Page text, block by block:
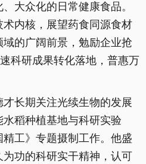
大众化的日常健康食品。
内核，展望药食同源食材
的广阔前景，勉励企业抢
科研成果转化落地，普惠万
长期关注光续生物的发展
稻种植基地与科研实验
工》专题摄制工作。他盛
功的科研实干精神，认可